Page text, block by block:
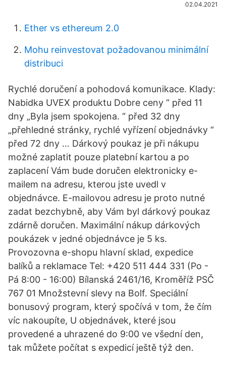
02.04.2021
Ether vs ethereum 2.0
Mohu reinvestovat požadovanou minimální
distribuci
Rychlé doručení a pohodová komunikace. Klady:
Nabidka UVEX produktu Dobre ceny “ před 11
dny „Byla jsem spokojena. “ před 32 dny
„přehledné stránky, rychlé vyřízení objednávky “
před 72 dny … Dárkový poukaz je při nákupu
možné zaplatit pouze platební kartou a po
zaplacení Vám bude doručen elektronicky e-
mailem na adresu, kterou jste uvedl v
objednávce. E-mailovou adresu je proto nutné
zadat bezchybně, aby Vám byl dárkový poukaz
zdárně doručen. Maximální nákup dárkových
poukázek v jedné objednávce je 5 ks.
Provozovna e-shopu hlavní sklad, expedice
balíků a reklamace Tel: +420 511 444 331 (Po -
Pá 8:00 - 16:00) Bílanská 2461/16, Kroměříž PSČ
767 01 Množstevní slevy na Bolf. Speciální
bonusový program, který spočívá v tom, že čím
víc nakoupíte, U objednávek, které jsou
provedené a uhrazené do 9:00 ve všední den,
tak můžete počítat s expedicí ještě týž den.